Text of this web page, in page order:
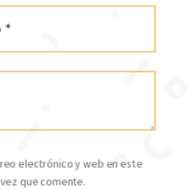
electrónico y web en este
que comente.